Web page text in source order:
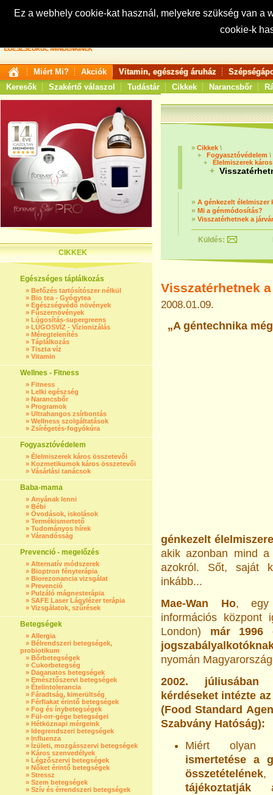
Ez a webhely cookie-kat használ, melyekre szükség van
cookie-k
Keresés:
Miért Mi? Akciók Vitamin, egészség áruház
Keresők
Szakértő válaszol Tudástár Cikkek Narancsbőr
CIKKEK
Egészséges táplálkozás
» Befőzés tartósítószer nélkül
» Bio tea - Gyógytea
» Egészségvédő növények
» Fűszernövények
» Lúgosítás-supergreens
» LÚGOSVÍZ - Vízionizálás
» Méregtelenítés
» Táplálkozás
» Tiszta víz
» Vitamin
Wellnes - Fitness
» Fitness
» Lelki egészség
» Narancsbőr
» Programok
» Ultrahangos zsírbontás
» Wellness szolgáltatások
» Zsírégetés-fogyókúra
Fogyasztóvédelem
» Élelmiszerek káros összetevői
» Kozmetikumok káros összetevői
» Vásárlási tanácsok
Baba-mama
» Anyának lenni
» Bébi
» Óvodások, iskolások
» Termékismertető
» Tudományos hírek
» Várandósság
Prevenció - megelőzés
» Alternatív módszerek
» Bioptron fényterápia
» Biorezonancia vizsgálat
» Prevenció
» Pulzáló mágnesterápia
» SAFE Laser Lágylézer terápia
» Vizsgálatok, szűrések
Betegségek
» Allergia
» Bélrendszeri betegségek,
probiotikum
» Bőrbetegségek
» Cukorbetegség
» Daganatos betegségek
» Emésztőszervi betegségek
» Ételintolerancia
» Fáradtság, kimerültség
» Férfiakat érintő betegségek
» Fog és ínybetegségek
» Fül-orr-gége betegségei
» Hétköznapi mérgeink
» Idegrendszeri betegségek
» Influenza
» Ízületi, mozgásszervi betegségek
» Káros szenvedélyek
» Légzőszervi betegségek
» Nőket érintő betegségek
» Stressz
» Szem betegségek
» Szív és érrendszeri betegségek
» Cikkek \
+
Fogyasztóvédelem \
+
Élelmiszerek
+
» A génkezelt élelmiszer
» Mi a génmódosítás?
» Visszatérhetnek a
Küldés:
Visszatérhetnek
2008.01.09.
„A géntechnika
génkezelt
akik azonban mind
azokról. Sőt, saját
inkább...
Mae-Wan Ho, egy
információs központ
London) már 1996
nyomán
2002. júliusában
kérdéseket intézte
(Food Standard
Szabvány Hatóság):
Miért
ismertetése a
összetételének,
tájékoztatják